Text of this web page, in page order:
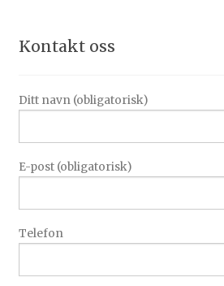
Kontakt oss
Ditt navn (obligatorisk)
E-post (obligatorisk)
Telefon